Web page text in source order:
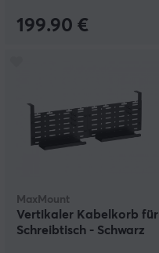
199.90 €
MaxMount
Vertikaler Kabelkorb für
Schreibtisch - Schwarz